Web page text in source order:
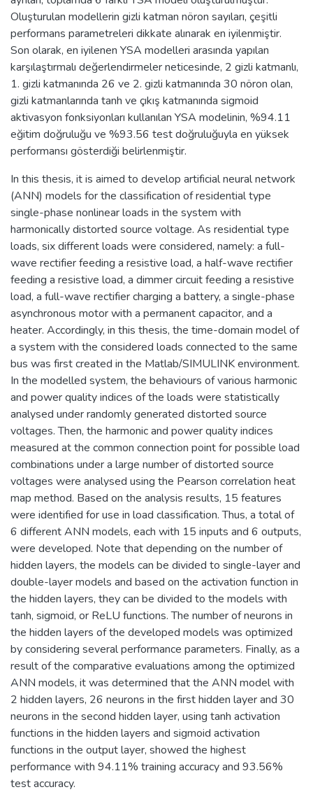
Oluşturulan modellerin gizli katman nöron sayıları, çeşitli
performans parametreleri dikkate alınarak en iyilenmiştir.
Son olarak, en iyilenen YSA modelleri arasında yapılan
karşılaştırmalı değerlendirmeler neticesinde, 2 gizli katmanlı,
1. gizli katmanında 26 ve 2. gizli katmanında 30 nöron olan,
gizli katmanlarında tanh ve çıkış katmanında sigmoid
aktivasyon fonksiyonları kullanılan YSA modelinin, %94.11
eğitim doğruluğu ve %93.56 test doğruluğuyla en yüksek
performansı gösterdiği belirlenmiştir.
In this thesis, it is aimed to develop artificial neural network
(ANN) models for the classification of residential type
single-phase nonlinear loads in the system with
harmonically distorted source voltage. As residential type
loads, six different loads were considered, namely: a full-
wave rectifier feeding a resistive load, a half-wave rectifier
feeding a resistive load, a dimmer circuit feeding a resistive
load, a full-wave rectifier charging a battery, a single-phase
asynchronous motor with a permanent capacitor, and a
heater. Accordingly, in this thesis, the time-domain model of
a system with the considered loads connected to the same
bus was first created in the Matlab/SIMULINK environment.
In the modelled system, the behaviours of various harmonic
and power quality indices of the loads were statistically
analysed under randomly generated distorted source
voltages. Then, the harmonic and power quality indices
measured at the common connection point for possible load
combinations under a large number of distorted source
voltages were analysed using the Pearson correlation heat
map method. Based on the analysis results, 15 features
were identified for use in load classification. Thus, a total of
6 different ANN models, each with 15 inputs and 6 outputs,
were developed. Note that depending on the number of
hidden layers, the models can be divided to single-layer and
double-layer models and based on the activation function in
the hidden layers, they can be divided to the models with
tanh, sigmoid, or ReLU functions. The number of neurons in
the hidden layers of the developed models was optimized
by considering several performance parameters. Finally, as a
result of the comparative evaluations among the optimized
ANN models, it was determined that the ANN model with
2 hidden layers, 26 neurons in the first hidden layer and 30
neurons in the second hidden layer, using tanh activation
functions in the hidden layers and sigmoid activation
functions in the output layer, showed the highest
performance with 94.11% training accuracy and 93.56%
test accuracy.